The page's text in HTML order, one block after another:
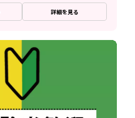
詳細を見る